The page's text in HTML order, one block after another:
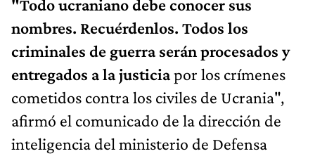
"Todo ucraniano debe conocer sus
nombres. Recuérdenlos. Todos los
criminales de guerra serán procesados y
entregados a la justiciapor los crímenes
cometidos contra los civiles de Ucrania",
afirmó el comunicado de la dirección de
inteligencia del ministerio de Defensa